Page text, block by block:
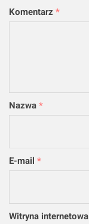
Komentarz *
Nazwa*
E-mail *
Witryna internetowa